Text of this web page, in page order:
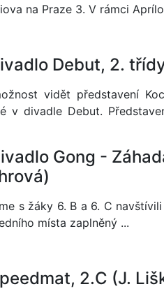
na Praze 3. V rámci
Debut, 2.
vidět představení
v divadle Debut.
Gong -
s žáky 6. B a 6. C
místa zaplněný ...
2.C (J.